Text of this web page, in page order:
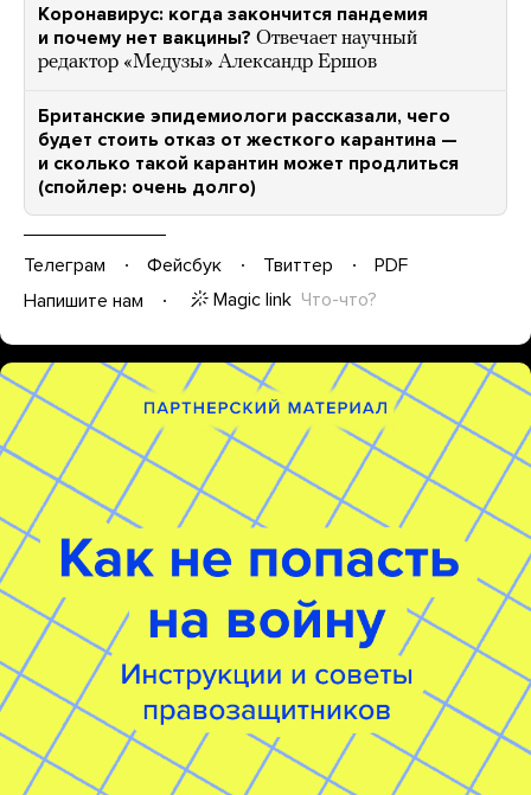
Коронавирус: когда закончится пандемия
и почему нет вакцины? Отвечает научный
редактор «Медузы» Александр Ершов
Британские эпидемиологи рассказали, чего
будет стоить отказ от жесткого карантина —
и сколько такой карантин может продлиться
(спойлер: очень долго)
Телеграм Фейсбук Твиттер
PDF
Напишите нам
Magic link Что-что?